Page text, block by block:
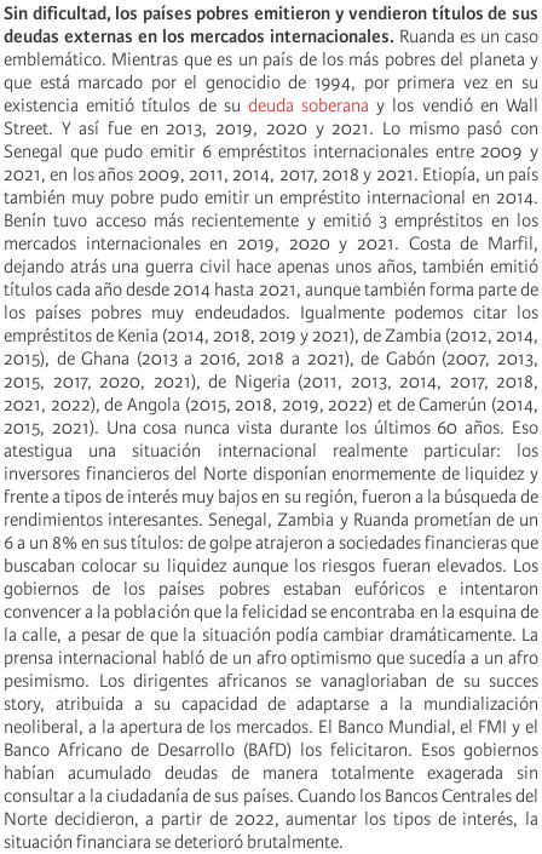
Sin dificultad, los países pobres emitieron y vendieron títulos de sus
deudas externas en los mercados internacionales. Ruanda es un caso
emblemático. Mientras que es un país de los más pobres del planeta y
que está marcado por el genocidio de 1994, por primera vez en su
existencia emitió títulos de su deuda soberana y los vendió en Wall
Street. Y así fue en 2013, 2019, 2020 y 2021. Lo mismo pasó con
Senegal que pudo emitir 6 empréstitos internacionales entre 2009 y
2021, en los años 2009, 2011, 2014, 2017, 2018 y 2021. Etiopía, un país
también muy pobre pudo emitir un empréstito internacional en 2014.
Benín tuvo acceso más recientemente y emitió 3 empréstitos en los
mercados internacionales en 2019, 2020 y 2021. Costa de Marfil,
dejando atrás una guerra civil hace apenas unos años, también emitió
títulos cada año desde 2014 hasta 2021, aunque también forma parte de
los países pobres muy endeudados. Igualmente podemos citar los
empréstitos de Kenia (2014, 2018, 2019 y 2021), de Zambia (2012, 2014,
2015), de Ghana (2013 a 2016, 2018 a 2021), de Gabón (2007, 2013,
2015, 2017, 2020, 2021), de Nigeria (2011, 2013, 2014, 2017, 2018,
2021, 2022), de Angola (2015, 2018, 2019, 2022) et de Camerún (2014,
2015, 2021). Una cosa nunca vista durante los últimos 60 años. Eso
atestigua una situación internacional realmente particular: los
inversores financieros del Norte disponían enormemente de liquidez y
frente a tipos de interés muy bajos en su región, fueron a la búsqueda de
rendimientos interesantes. Senegal, Zambia y Ruanda prometían de un
6 a un 8% en sus títulos: de golpe atrajeron a sociedades financieras que
buscaban colocar su liquidez aunque los riesgos fueran elevados. Los
gobiernos de los países pobres estaban eufóricos e intentaron
convencer a la población que la felicidad se encontraba en la esquina de
la calle, a pesar de que la situación podía cambiar dramáticamente. La
prensa internacional habló de un afro optimismo que sucedía a un afro
pesimismo. Los dirigentes africanos se vanagloriaban de su succes
story, atribuida a su capacidad de adaptarse a la mundialización
neoliberal, a la apertura de los mercados. El Banco Mundial, el FMI y el
Banco Africano de Desarrollo (BAfD) los felicitaron. Esos gobiernos
habían acumulado deudas de manera totalmente exagerada sin
consultar a la ciudadanía de sus países. Cuando los Bancos Centrales del
Norte decidieron, a partir de 2022, aumentar los tipos de interés, la
situación financiara se deterioró brutalmente.